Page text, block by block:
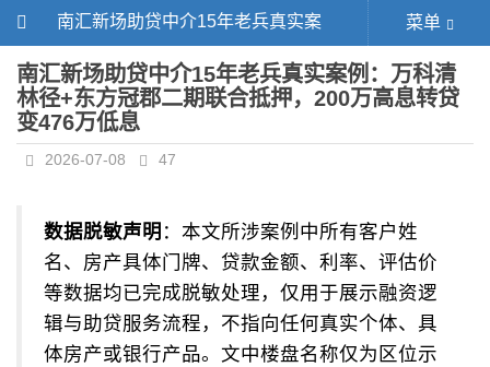
南汇新场助贷中介15年老兵真实案
例：万科清林径+东方冠郡二期联合抵
押，200万高息转贷变476万低息
菜单
南汇新场助贷中介15年老兵真实案例：万科清
林径+东方冠郡二期联合抵押，200万高息转贷
变476万低息
2026-07-08 47
数据脱敏声明 ：本文所涉案例中所有客户姓
名、房产具体门牌、贷款金额、利率、评估价
等数据均已完成脱敏处理，仅用于展示融资逻
辑与助贷服务流程，不指向任何真实个体、具
体房产或银行产品。文中楼盘名称仅为区位示